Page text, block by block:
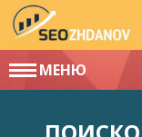
МЕНЮ